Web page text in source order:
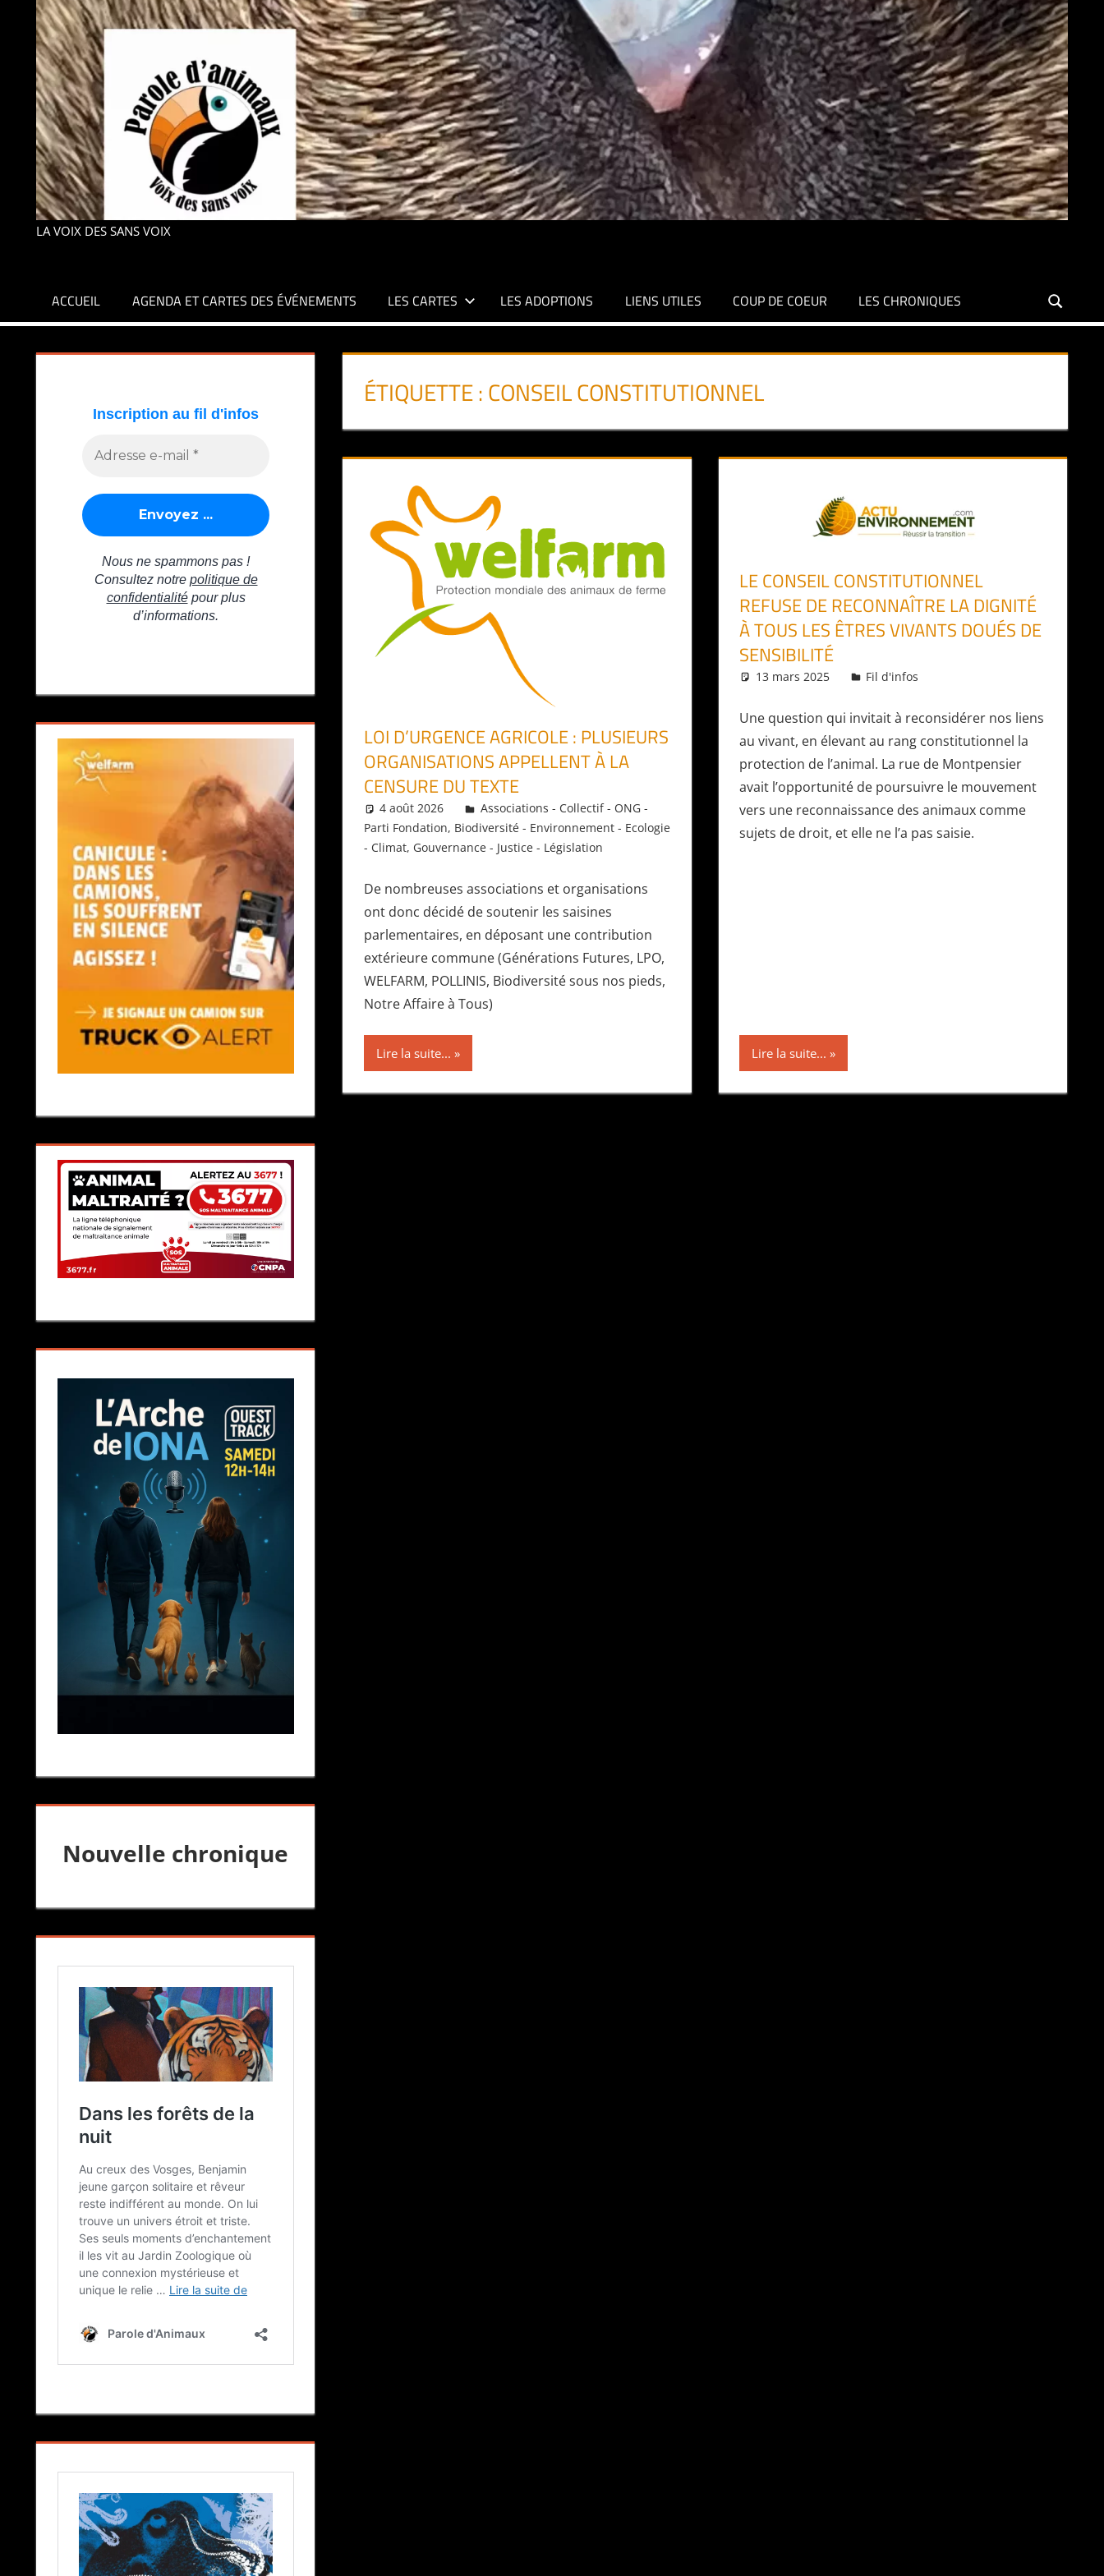
LA VOIX DES SANS VOIX
ACCUEIL AGENDA ET CARTES DES ÉVÉNEMENTS LES CARTES LES ADOPTIONS LIENS UTILES COUP DE COEUR LES CHRONIQUES
ÉTIQUETTE :CONSEIL CONSTITUTIONNEL
LOI D’URGENCE AGRICOLE : PLUSIEURS
ORGANISATIONS APPELLENT À LA
CENSURE DU TEXTE
4 août 2026 Daniel
Associations - Collectif - ONG -
Parti Fondation, Biodiversité - Environnement - Ecologie
- Climat, Gouvernance - Justice - Législation
De nombreuses associations et organisations
ont donc décidé de soutenir les saisines
parlementaires, en déposant une contribution
extérieure commune (Générations Futures, LPO,
WELFARM, POLLINIS, Biodiversité sous nos pieds,
Notre Affaire à Tous)
Lire la suite...
LE CONSEIL CONSTITUTIONNEL
REFUSE DE RECONNAÎTRE LA DIGNITÉ
À TOUS LES ÊTRES VIVANTS DOUÉS DE
SENSIBILITÉ
13 mars 2025 Daniel
Fil d'infos
Une question qui invitait à reconsidérer nos liens
au vivant, en élevant au rang constitutionnel la
protection de l’animal. La rue de Montpensier
avait l’opportunité de poursuivre le mouvement
vers une reconnaissance des animaux comme
sujets de droit, et elle ne l’a pas saisie.
Lire la suite...
Nouvelle chronique